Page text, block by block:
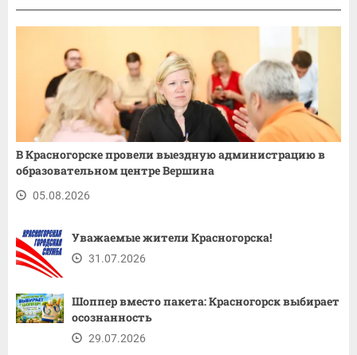
В Красногорске провели выездную администрацию в
образовательном центре Вершина
05.08.2026
Уважаемые жители Красногорска!
31.07.2026
Шоппер вместо пакета: Красногорск выбирает
осознанность
29.07.2026